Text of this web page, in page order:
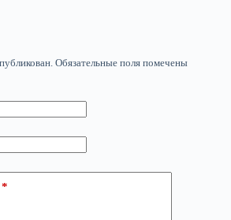
Обязательные поля помечены
*